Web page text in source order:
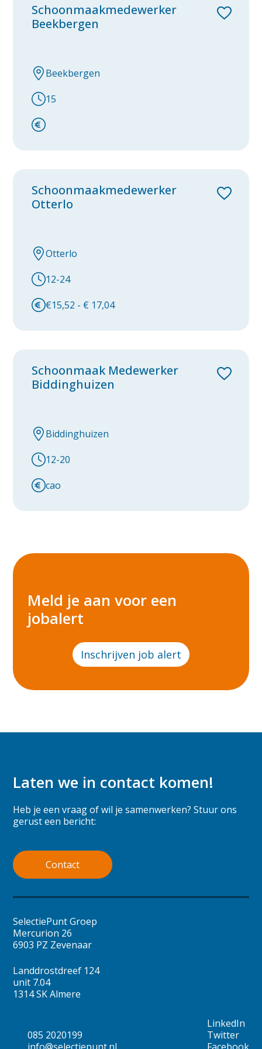
Schoonmaakmedewerker
Beekbergen
Beekbergen
15
Schoonmaakmedewerker
Otterlo
Otterlo
12-24
€15,52 - € 17,04
Schoonmaak Medewerker
Biddinghuizen
Biddinghuizen
12-20
cao
Meld je aan voor een
jobalert
Inschrijven job alert
Rosmalen
Rotterdam
Tilburg
Utrecht
Venlo
Voorthuizen
Weert
Zevenaar
Housekeeping
Logistiek
Laten we in contact komen!
Heb je een vraag of wil je samenwerken? Stuur ons
gerust een bericht:
Contact
SelectiePunt Groep
Mercurion 26
6903 PZ Zevenaar
Landdrostdreef 124
unit 7.04
1314 SK Almere
085 2020199
LinkedIn
Twitter